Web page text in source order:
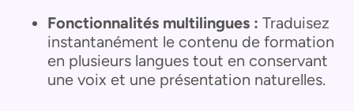
Fonctionnalités multilingues : Traduisez
instantanément le contenu de formation
en plusieurs langues tout en conservant
une voix et une présentation naturelles.